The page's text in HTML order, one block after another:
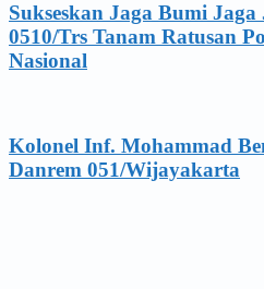
Sukseskan Jaga Bumi
0510/Trs Tanam Ratusan
Nasional
Kolonel Inf. Mohammad
Danrem 051/Wijayakarta